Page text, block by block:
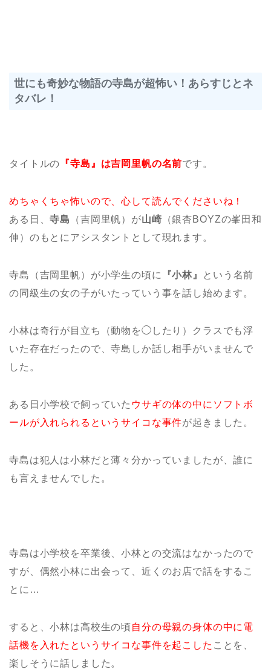
世にも奇妙な物語の寺島が超怖い！あらすじとネ
タバレ！
タイトルの 『寺島』は吉岡里帆の名前です。
めちゃくちゃ怖いので、心して読んでくださいね！
ある日、寺島 （吉岡里帆）が山崎 （銀杏BOYZの峯田和
伸）のもとにアシスタントとして現れます。
寺島（吉岡里帆）が小学生の頃に 『小林』
という名前
の同級生の女の子がいたっていう事を話し始めます。
小林は奇行が目立ち（動物を◯したり）クラスでも浮
いた存在だったので、寺島しか話し相手がいませんで
した。
ある日小学校で飼っていた ウサギの体の中にソフトボ
ールが入れられるというサイコな事件が起きました。
寺島は犯人は小林だと薄々分かっていましたが、誰に
も言えませんでした。
寺島は小学校を卒業後、小林との交流はなかったので
すが、偶然小林に出会って、近くのお店で話をするこ
とに…
すると、小林は高校生の頃自分の母親の身体の中に電
話機を入れたというサイコな事件を起こした ことを、
楽しそうに話しました。